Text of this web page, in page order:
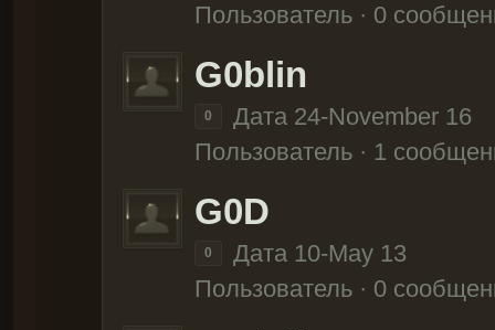
Пользователь · 0
G0blin
0
Дата 24-November 16
Пользователь · 1
G0D
0
Дата 10-May 13
Пользователь · 0